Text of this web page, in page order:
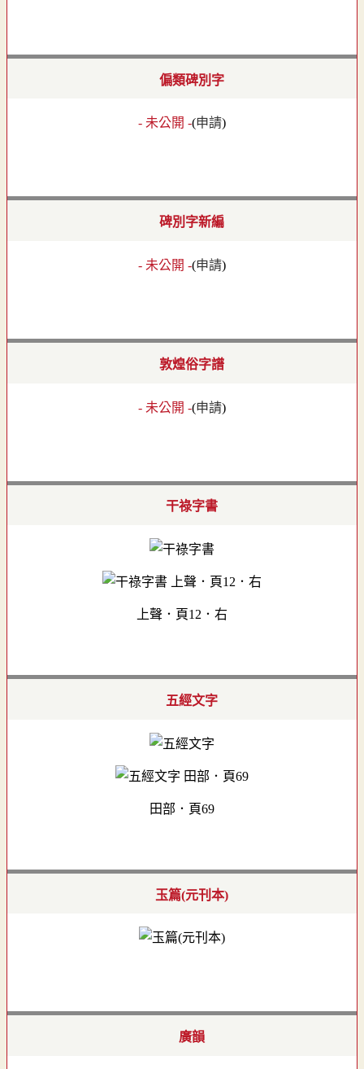
偏類碑別字
- 未公開 -(申請)
碑別字新編
- 未公開 -(申請)
敦煌俗字譜
- 未公開 -(申請)
干祿字書
上聲．頁12．右
五經文字
田部．頁69
玉篇(元刊本)
廣韻